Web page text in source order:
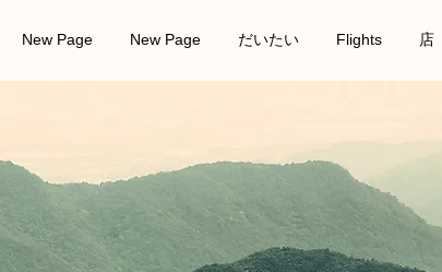
New Page New Page だいたい Flights 店